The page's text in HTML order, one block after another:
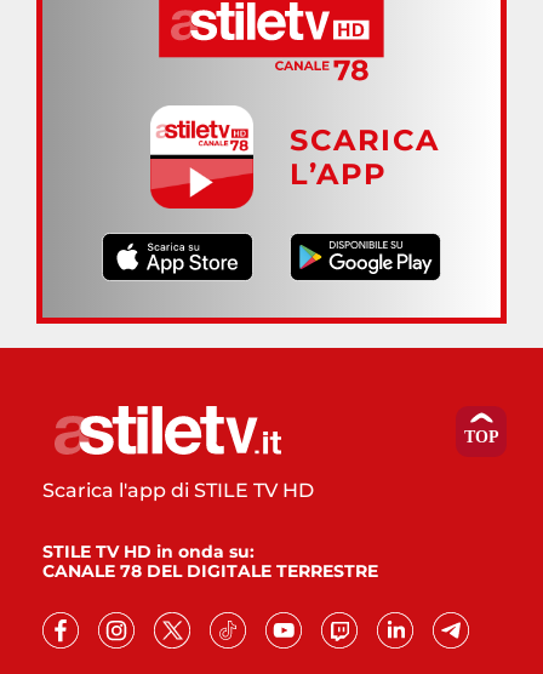
SCARICA
L’APP
Scarica l'app di STILE TV HD
STILE TV HD in onda su:
CANALE 78 DEL DIGITALE TERRESTRE